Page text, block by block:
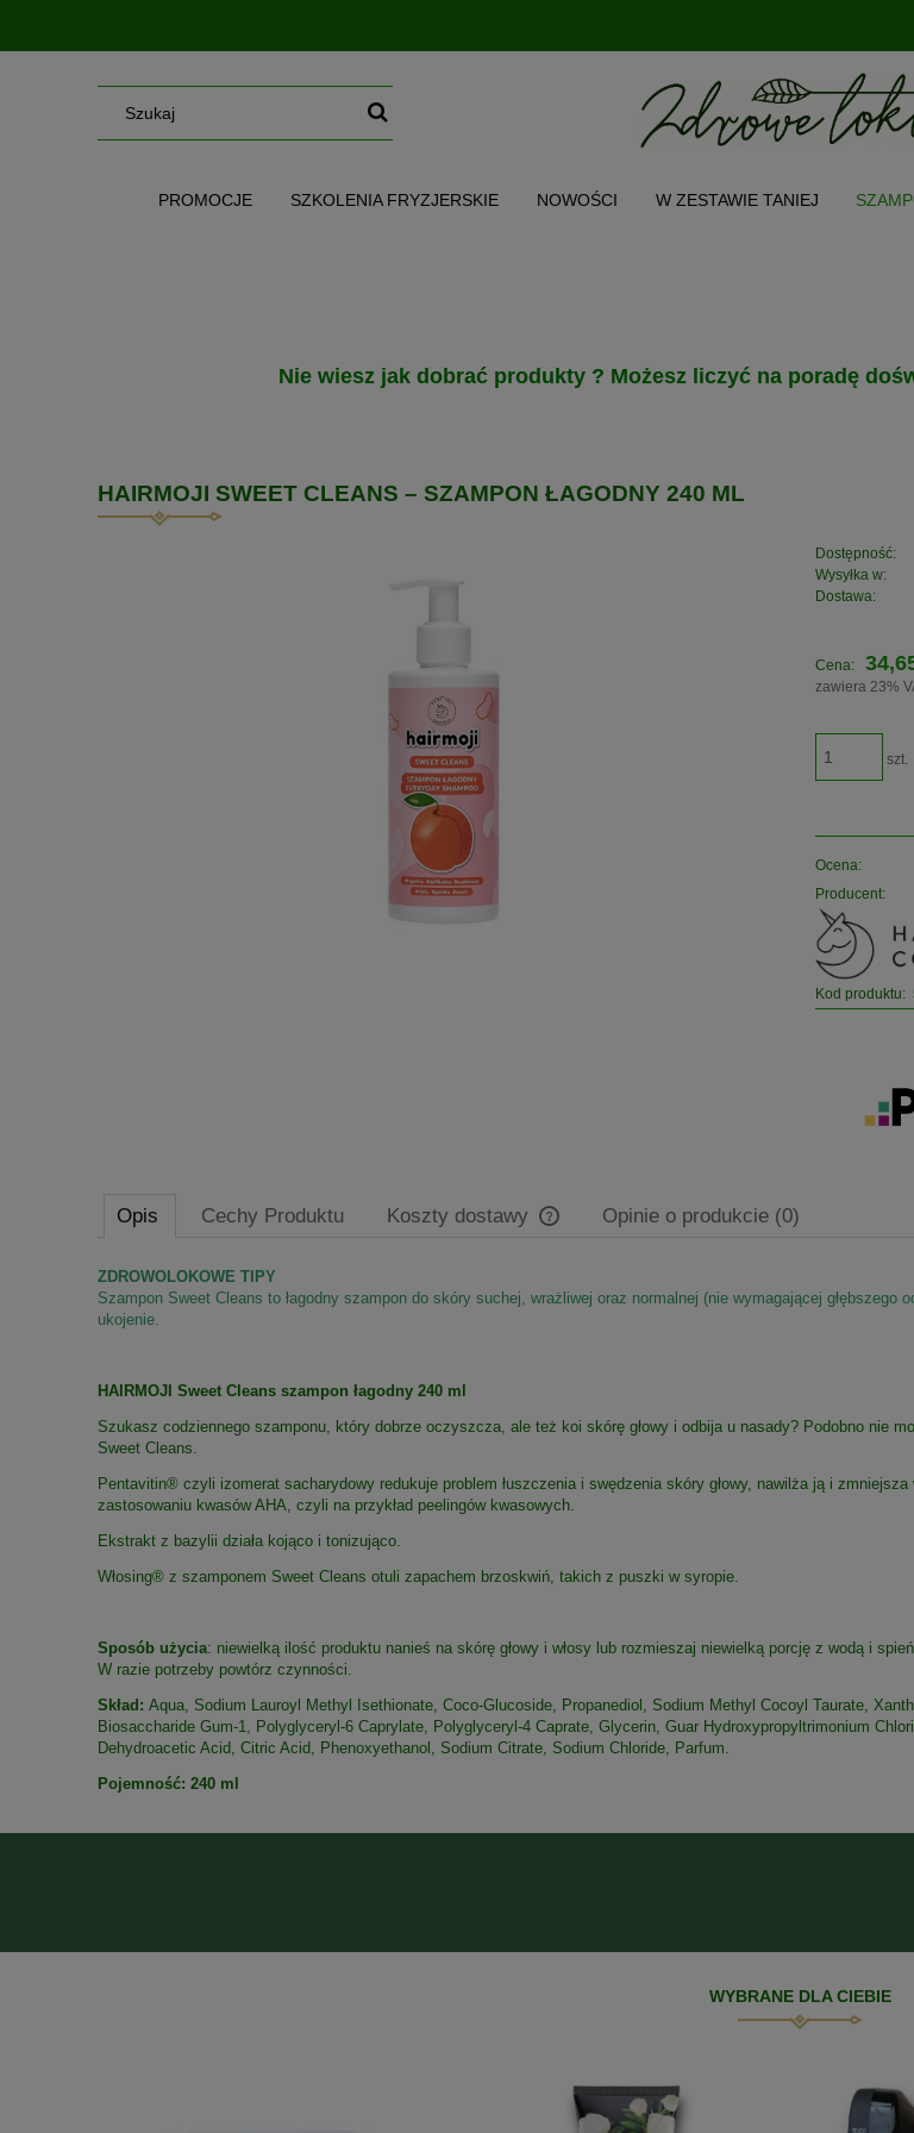
PROMOCJE SZKOLENIA FRYZJERSKIE NOWOŚCI W ZESTAWIE TANIEJ
Nie wiesz jak dobrać produkty ? Możesz liczyć na poradę
HAIRMOJI SWEET CLEANS – SZAMPON ŁAGODNY 240 ML
Dostępność:
Wysyłka w:
Dostawa:
Cena:
zawiera 23%
szt.
Ocena:
Producent:
Kod produktu:
Opis Cechy Produktu Koszty dostawy
płatności
Opinie o produkcie (0)
ZDROWOLOKOWE TIPY
Szampon Sweet Cleans to łagodny szampon do skóry suchej, wrażliwej oraz normalnej (nie wymagającej
ukojenie.
HAIRMOJI Sweet Cleans szampon łagodny 240 ml
Szukasz codziennego szamponu, który dobrze oczyszcza, ale też koi skórę głowy i odbija u nasady? Podobno nie
Sweet Cleans.
Pentavitin® czyli izomerat sacharydowy redukuje problem łuszczenia i swędzenia skóry głowy, nawilża ją i
zastosowaniu kwasów AHA, czyli na przykład peelingów kwasowych.
Ekstrakt z bazylii działa kojąco i tonizująco.
Włosing® z szamponem Sweet Cleans otuli zapachem brzoskwiń, takich z puszki w syropie.
Sposób użycia: niewielką ilość produktu nanieś na skórę głowy i włosy lub rozmieszaj niewielką porcję z wodą i
W razie potrzeby powtórz czynności.
Skład: Aqua, Sodium Lauroyl Methyl Isethionate, Coco-Glucoside, Propanediol, Sodium Methyl Cocoyl Taurate,
Biosaccharide Gum-1, Polyglyceryl-6 Caprylate, Polyglyceryl-4 Caprate, Glycerin, Guar Hydroxypropyltrimonium
Dehydroacetic Acid, Citric Acid, Phenoxyethanol, Sodium Citrate, Sodium Chloride, Parfum.
Pojemność: 240 ml
WYBRANE DLA CIEBIE